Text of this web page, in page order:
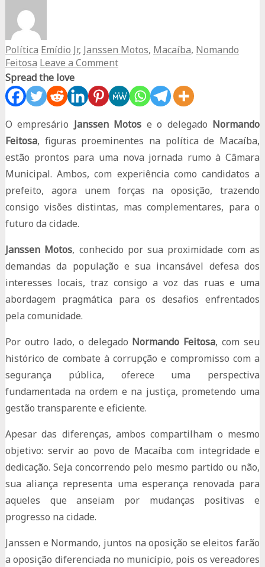
Política Emídio Jr, Janssen Motos, Macaíba, Nomando
Feitosa Leave a Comment
Spread the love
O empresário Janssen Motos e o delegado Normando
Feitosa, figuras proeminentes na política de Macaíba,
estão prontos para uma nova jornada rumo à Câmara
Municipal. Ambos, com experiência como candidatos a
prefeito, agora unem forças na oposição, trazendo
consigo visões distintas, mas complementares, para o
futuro da cidade.
Janssen Motos, conhecido por sua proximidade com as
demandas da população e sua incansável defesa dos
interesses locais, traz consigo a voz das ruas e uma
abordagem pragmática para os desafios enfrentados
pela comunidade.
Por outro lado, o delegado Normando Feitosa, com seu
histórico de combate à corrupção e compromisso com a
segurança pública, oferece uma perspectiva
fundamentada na ordem e na justiça, prometendo uma
gestão transparente e eficiente.
Apesar das diferenças, ambos compartilham o mesmo
objetivo: servir ao povo de Macaíba com integridade e
dedicação. Seja concorrendo pelo mesmo partido ou não,
sua aliança representa uma esperança renovada para
aqueles que anseiam por mudanças positivas e
progresso na cidade.
Janssen e Normando, juntos na oposição se eleitos farão
a oposição diferenciada no município, pois os vereadores